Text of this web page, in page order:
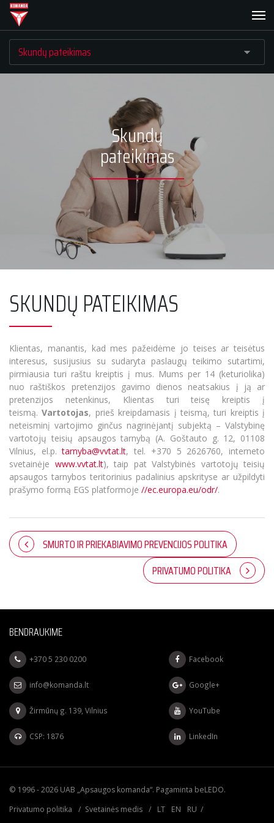
Skundų
pateikimas
SKUNDŲ PATEIKIMAS
Klientas, manantis, kad mes pažeidėme jo teises ar teisėtus
interesus, susijusius su sudaryta paslaugų teikimo sutartimi,
pirmiausia turi raštu kreiptis į mus. Mums per 14 (keturiolika)
nuo raštiškos pretenzijos gavimo dienos neatsakius į ją ar
pretenzijos netenkinus, Klientas turi teisę kreiptis į
teismą.Vartotojas, prieš kreipdamasis į teismą, turi kreiptis į
neteisminį vartojimo ginčus nagrinėjantį subjektą – Valstybinę
vartotojų teisių apsaugos tarnybą (A. Goštauto g. 12, 01108
Vilnius, el.p.tarnyba@vvtat.lt, tel. +370 5 2626760, interneto
svetainėje www.vvtat.lt), taip pat Valstybinės vartotojų teisių
apsaugos tarnybos teritorinius padalinius apskrityse ar užpildyti
prašymo formą EGS platformoje //ec.europa.eu/odr/.
SMURTO IR PRIEKABIAVIMO PREVENCIJOS POLITIKA
PRIVATUMO POLITIKA
BENDRAUKIME
+370 5 230 0200
info@komanda.lt
Žirmūnų g. 139, Vilnius
CSP: 1876
Facebook
Google+
YouTube
LinkedIn
© 1996 - 2026 UAB „Apsaugos komanda“. Pagaminta beLEDO.
Privatumo politika
/ Svetainės medis / LT EN RU /